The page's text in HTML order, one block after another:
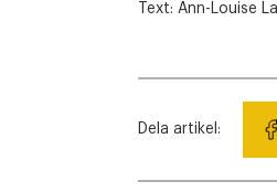
Text: Ann-Louise
Dela artikel: